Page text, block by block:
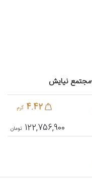
4.42 گرم
122,756,900